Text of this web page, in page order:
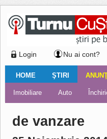
Login Nu ai cont?
HOME
Ştiri locale Turnaţi aici!
ŞTIRI
Ştiri locale Ştiri din ţară
Imobiliare Auto
Galerii Foto Galerii video
Comentariul zilei
de vanzare